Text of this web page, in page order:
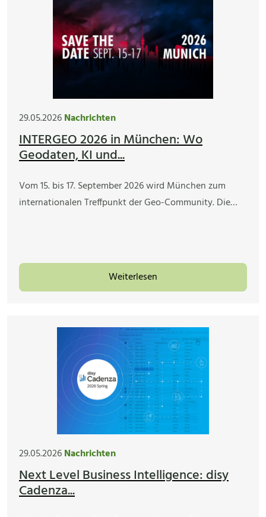
29.05.2026Nachrichten
INTERGEO 2026 in München: Wo
Geodaten, KI und...
Vom 15. bis 17. September 2026 wird München zum
internationalen Treffpunkt der Geo-Community. Die…
Weiterlesen
29.05.2026Nachrichten
Next Level Business Intelligence: disy
Cadenza...